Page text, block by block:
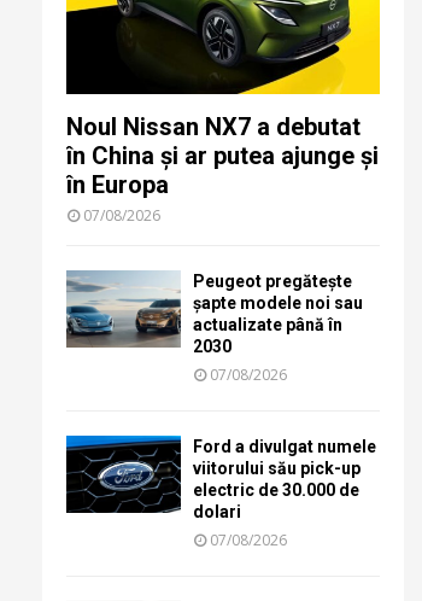
Noul Nissan NX7 a debutat
în China și ar putea ajunge și
în Europa
07/08/2026
Peugeot pregătește
șapte modele noi sau
actualizate până în
2030
07/08/2026
Ford a divulgat numele
viitorului său pick-up
electric de 30.000 de
dolari
07/08/2026